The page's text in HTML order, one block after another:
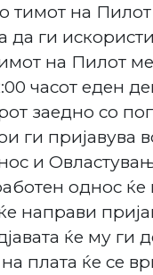
тимот на Пилот
ги
на Пилот
часот еден
заедно со
ги пријавува
и
однос
направи
ќе му ги
плата ќе се